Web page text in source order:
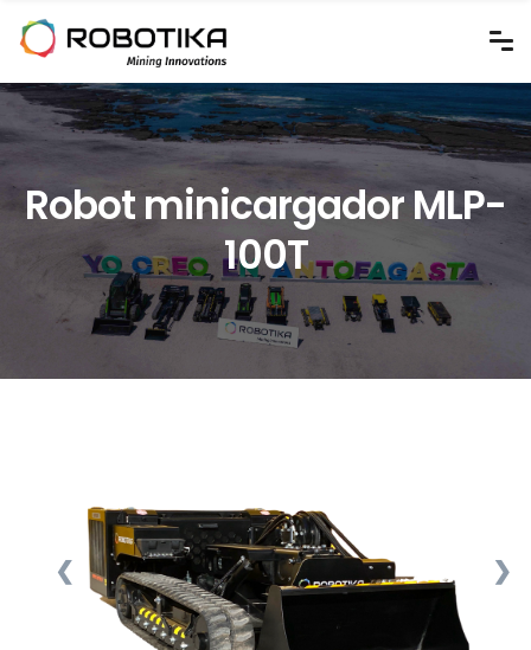
Robot minicargador MLP-
100T
❮ ❯